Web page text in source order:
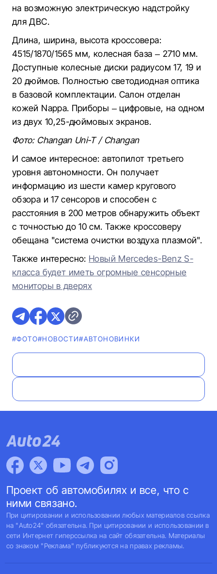
на возможную электрическую надстройку
для ДВС.
Длина, ширина, высота кроссовера:
4515/1870/1565 мм, колесная база – 2710 мм.
Доступные колесные диски радиусом 17, 19 и
20 дюймов. Полностью светодиодная оптика
в базовой комплектации. Салон отделан
кожей Nappa. Приборы – цифровые, на одном
из двух 10,25-дюймовых экранов.
Фото: Changan Uni-T / Changan
И самое интересное: автопилот третьего
уровня автономности. Он получает
информацию из шести камер кругового
обзора и 17 сенсоров и способен с
расстояния в 200 метров обнаружить объект
с точностью до 10 см. Также кроссоверу
обещана "система очистки воздуха плазмой".
Также интересно: Новый Mercedes-Benz S-
класса будет иметь огромные сенсорные
мониторы в дверях
#ФОТО#НОВОСТИ#AВТОНОВИНКИ
Проект об автомобилях и все, что с
ними связано.
При цитировании и использовании любых материалов ссылка
на "Auto24" обязательна. При цитировании и использовании в
сети Интернет гиперссылка на сайт обязательна. Материалы
со знаком "Реклама" публикуются на правах рекламы.